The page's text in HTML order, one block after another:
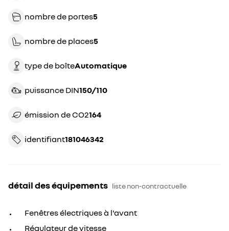
nombre de portes5
nombre de places5
type de boîte automatique
puissance DIN 150/110
émission de CO2 164
identifiant 181046342
détail des équipements liste non-contractuelle
Fenêtres électriques à l'avant
Régulateur de vitesse